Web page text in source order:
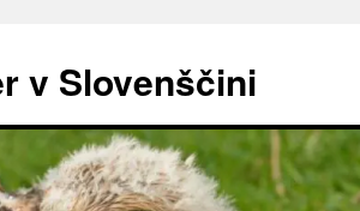
v Slovenščini